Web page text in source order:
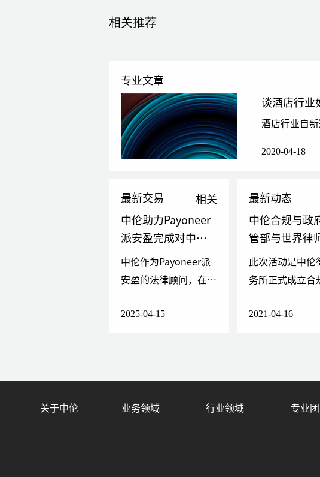
协助一家德国软件公司在中国针对网络知识产权侵权采
国有关的交易问题提供常年法律咨询服务
为一家面向全球客户提供数据测量和管理的移动营销平
限制的常年法律建议与指导服务
为美国一家提供支付服务的公司提供其在中国数据保护
代表某香港知名食品企业处理侵害商标权及不正当竞争
案件"以及入选了广东省高级人民法院 “2013年度广东省
为香港某大型知名连锁饮食集团处理其网站侵权纠纷，取
争，并获胜诉
代表英国某大型集团处理其与某房地产有限责任公司及
相关推荐
专业文章
2020-04-18
最新交易
相关
中伦助力Payoneer
派安盈完成对中国
持牌支付机构的收
购
中伦作为Payoneer派
安盈的法律顾问，在本
了全程法律服务，包括
2025-04-15
最新动态
中伦合规与政
管部与世界律
盟合规及调查
委员会进行线
此次活动是中伦
务所正式成立合
团队首次对外亮
2021-04-16
关于中伦 业务领域 行业领域 专业